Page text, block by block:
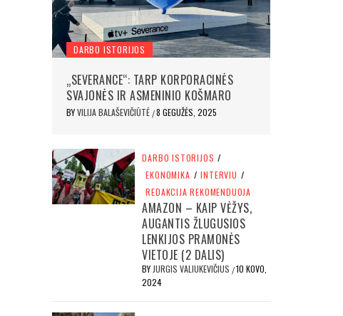
DARBO ISTORIJOS
„SEVERANCE“: TARP KORPORACINĖS
SVAJONĖS IR ASMENINIO KOŠMARO
BYVILIJA BALAŠEVIČIŪTĖ /8 GEGUŽĖS, 2025
DARBO ISTORIJOS /
EKONOMIKA / INTERVIU /
REDAKCIJA REKOMENDUOJA
AMAZON – KAIP VĖŽYS,
AUGANTIS ŽLUGUSIOS
LENKIJOS PRAMONĖS
VIETOJE (2 DALIS)
BY JURGIS VALIUKEVIČIUS /10 KOVO,
2024